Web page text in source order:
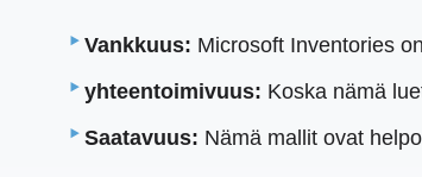
Vankkuus: Microsoft Inventories
yhteentoimivuus: Koska nämä
Saatavuus: Nämä mallit ovat